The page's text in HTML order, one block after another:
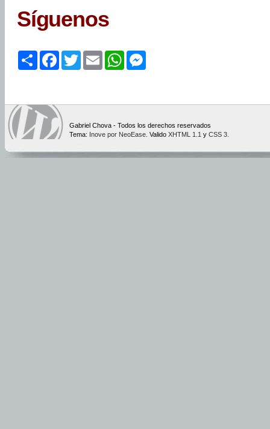
Síguenos
ShareFacebook
TwitterEmailWhatsApp
Gabriel Chova - Todos los derechos reservados
Tema: Inove por NeoEase . Valido XHTML 1.1 y CSS 3